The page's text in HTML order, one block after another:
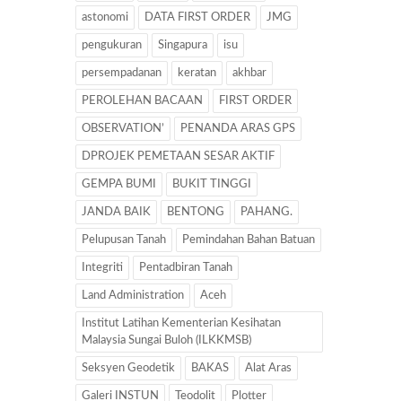
astonomi DATA FIRST ORDER JMG
pengukuran Singapura isu
persempadanan keratan akhbar
PEROLEHAN BACAAN FIRST ORDER
OBSERVATION’ PENANDA ARAS GPS
DPROJEK PEMETAAN SESAR AKTIF
GEMPA BUMI BUKIT TINGGI
JANDA BAIK BENTONG PAHANG.
Pelupusan Tanah Pemindahan Bahan Batuan
Integriti Pentadbiran Tanah
Land Administration Aceh
Institut Latihan Kementerian Kesihatan
Malaysia Sungai Buloh (ILKKMSB)
Seksyen Geodetik BAKAS Alat Aras
Galeri INSTUN Teodolit Plotter